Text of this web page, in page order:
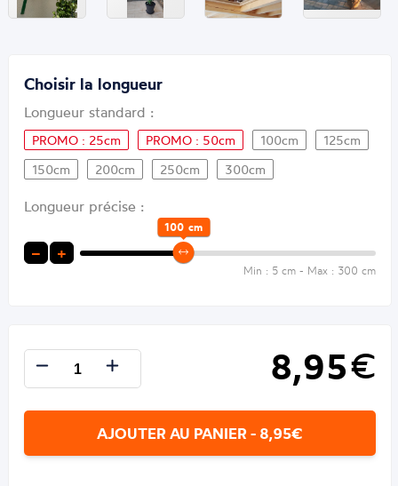
Choisir la longueur
Longueur standard :
PROMO : 25cm PROMO : 50cm 100cm
125cm
150cm
200cm 250cm 300cm
Longueur précise :
− +
100 cm
Min : 5 cm - Max : 300 cm
8,95€
AJOUTER AU PANIER - 8,95€